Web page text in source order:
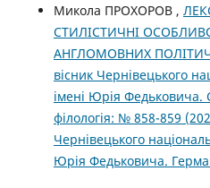
Микола ПРОХОРОВ ,
СТИЛІСТИЧНІ
АНГЛОМОВНИХ
вісник Чернівецького
імені Юрія Федьковича.
філологія: № 858-859
Чернівецького
Юрія Федьковича.